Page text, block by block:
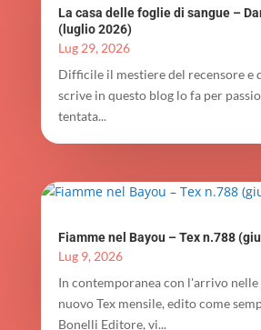
La casa delle foglie di sangue –
(luglio 2026)
Lug 29, 2026
Difficile il mestiere del recensore e
scrive in questo blog lo fa per
tentata...
Fiamme nel Bayou – Tex n.788
Lug 9, 2026
In contemporanea con l'arrivo nelle
nuovo Tex mensile, edito come
Bonelli Editore, vi...